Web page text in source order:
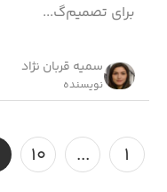
برای تصمیم‌گ...
سمیه قربان نژاد
نویسنده
۱ ... ۱۰